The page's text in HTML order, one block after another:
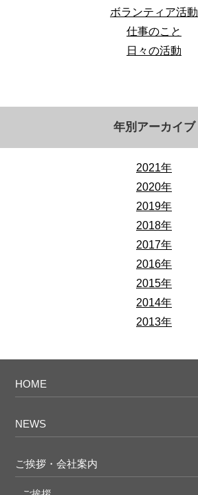
ボランティア活動
仕事のこと
日々の活動
年別アーカイブ
2021年
2020年
2019年
2018年
2017年
2016年
2015年
2014年
2013年
HOME
NEWS
ご挨拶・会社案内